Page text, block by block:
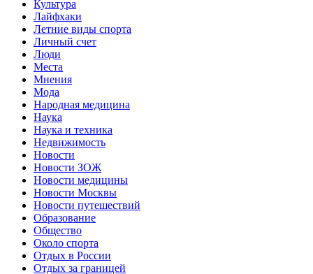
Культура
Лайфхаки
Летние виды спорта
Личный счет
Люди
Места
Мнения
Мода
Народная медицина
Наука
Наука и техника
Недвижимость
Новости
Новости ЗОЖ
Новости медицины
Новости Москвы
Новости путешествий
Образование
Общество
Около спорта
Отдых в России
Отдых за границей